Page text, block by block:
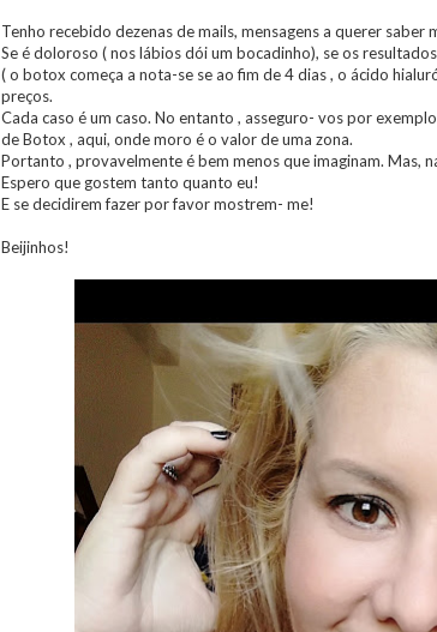
Tenho recebido dezenas de mails, mensagens a querer saber
Se é doloroso ( nos lábios dói um bocadinho), se os
( o botox começa a nota-se se ao fim de 4 dias , o ácido
preços.
Cada caso é um caso. No entanto , asseguro- vos por
de Botox , aqui, onde moro é o valor de uma zona.
Portanto , provavelmente é bem menos que imaginam. Mas,
Espero que gostem tanto quanto eu!
E se decidirem fazer por favor mostrem- me!
Beijinhos!